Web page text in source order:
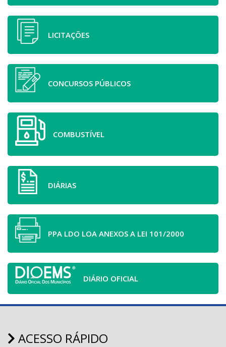
LICITAÇÕES
CONCURSOS PÚBLICOS
COMBUSTÍVEL
DIÁRIAS
PPA LDO LOA ANEXOS A LEI 101/2000
DIÁRIO OFICIAL
ACESSO RÁPIDO